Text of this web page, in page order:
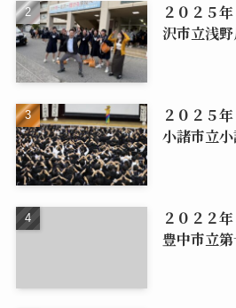
２０２５
沢市立浅
２０２５
小諸市立
２０２２
豊中市立